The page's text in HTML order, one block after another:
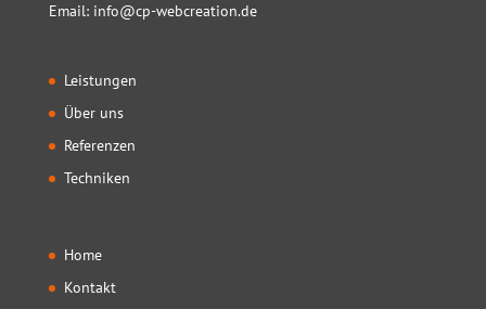
Email: info@cp-webcreation.de
Leistungen
Über uns
Referenzen
Techniken
Home
Kontakt